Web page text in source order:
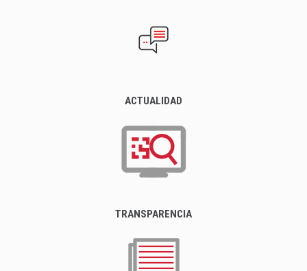
ACTUALIDAD
TRANSPARENCIA